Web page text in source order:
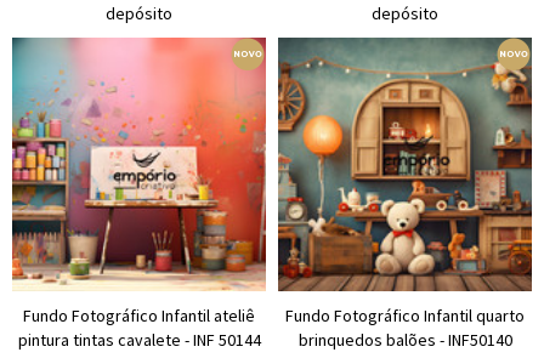
depósito
depósito
Fundo Fotográfico Infantil ateliê
pintura tintas cavalete - INF 50144
Fundo Fotográfico Infantil quarto
brinquedos balões - INF50140